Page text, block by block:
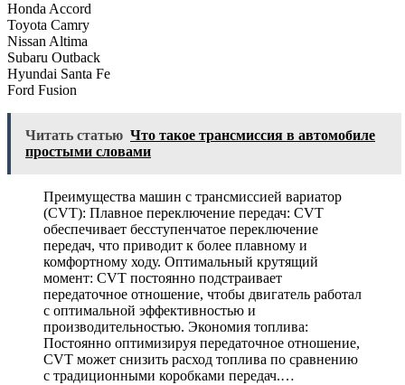
Honda Accord
Toyota Camry
Nissan Altima
Subaru Outback
Hyundai Santa Fe
Ford Fusion
Читать статью Что такое трансмиссия в автомобиле
простыми словами
Преимущества машин с трансмиссией вариатор
(CVT): Плавное переключение передач: CVT
обеспечивает бесступенчатое переключение
передач, что приводит к более плавному и
комфортному ходу. Оптимальный крутящий
момент: CVT постоянно подстраивает
передаточное отношение, чтобы двигатель работал
с оптимальной эффективностью и
производительностью. Экономия топлива:
Постоянно оптимизируя передаточное отношение,
CVT может снизить расход топлива по сравнению
с традиционными коробками передач.…